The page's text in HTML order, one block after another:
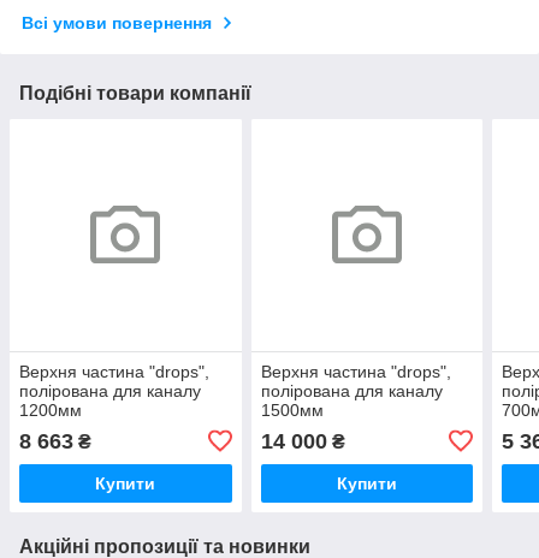
Всі умови повернення
Подібні товари компанії
Верхня частина "drops",
полірована для каналу
1200мм
8 663 ₴
Купити
Верхня частина "drops",
полірована для каналу
1500мм
14 000₴
Купити
5
Акційні пропозиції та новинки